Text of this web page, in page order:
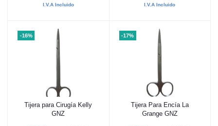
I.V.A Incluido I.V.A Incluido
-16%
Añadir al carrito
Tijera para Cirugía Kelly
GNZ
-17%
Añadir al carrito
Tijera Para Encía La
Grange GNZ